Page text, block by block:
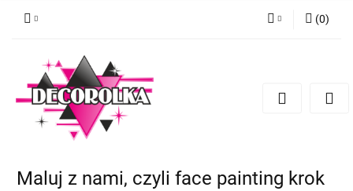
Dodaj zgłoszenie
(0)
Maluj z nami, czyli face painting krok